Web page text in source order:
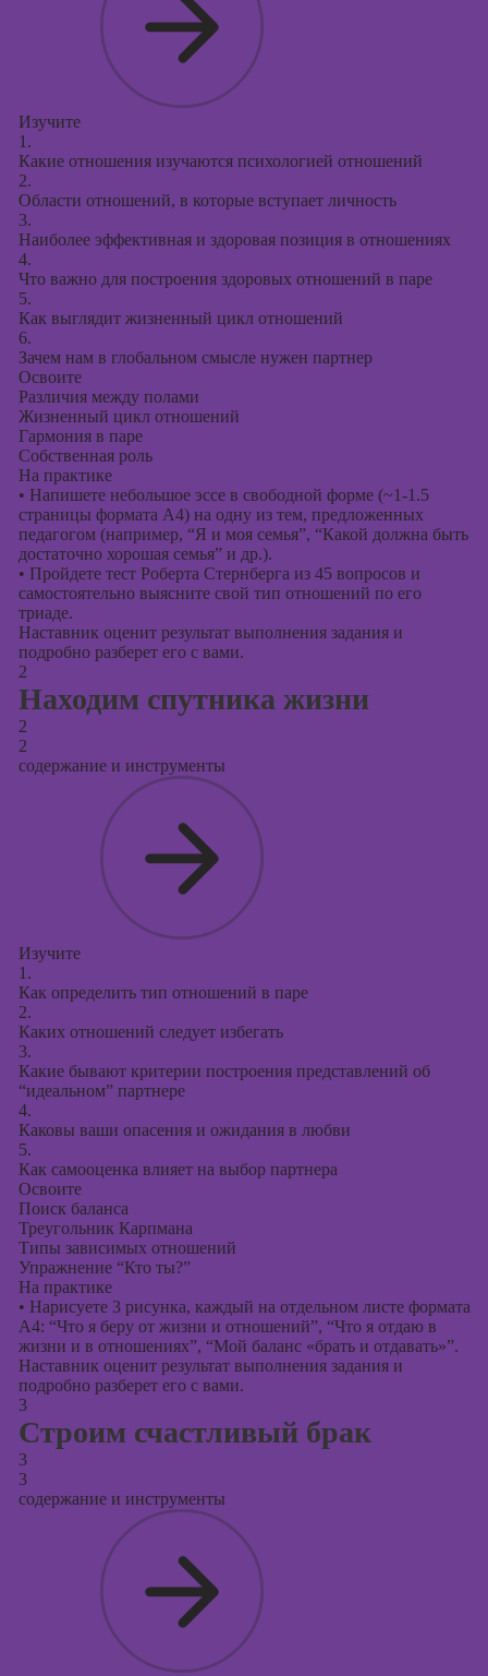
таргетированной
продюсирования
создания
оптимизации
сайтов (seo-
продвижение
Изучите
1.
Какие отношения изучаются психологией отношений
2.
Области отношений, в которые вступает личность
3.
Наиболее эффективная и здоровая позиция в отношениях
4.
Что важно для построения здоровых отношений в паре
5.
Как выглядит жизненный цикл отношений
6.
Зачем нам в глобальном смысле нужен партнер
Освоите
Различия между полами
Жизненный цикл отношений
Гармония в паре
Собственная роль
На практике
• Напишете небольшое эссе в свободной форме (~1-1.5
страницы формата А4) на одну из тем, предложенных
педагогом (например, “Я и моя семья”, “Какой должна быть
достаточно хорошая семья” и др.).
• Пройдете тест Роберта Стернберга из 45 вопросов и
самостоятельно выясните свой тип отношений по его
триаде.
Наставник оценит результат выполнения задания и
подробно разберет его с вами.
2
Находим спутника жизни
2
2
содержание и инструменты
Изучите
1.
Как определить тип отношений в паре
2.
Каких отношений следует избегать
3.
Какие бывают критерии построения представлений об
“идеальном” партнере
4.
Каковы ваши опасения и ожидания в любви
5.
Как самооценка влияет на выбор партнера
Освоите
Поиск баланса
Треугольник Карпмана
Типы зависимых отношений
Упражнение “Кто ты?”
На практике
• Нарисуете 3 рисунка, каждый на отдельном листе формата
А4: “Что я беру от жизни и отношений”, “Что я отдаю в
жизни и в отношениях”, “Мой баланс «брать и отдавать»”.
Наставник оценит результат выполнения задания и
подробно разберет его с вами.
3
Строим счастливый брак
3
3
содержание и инструменты